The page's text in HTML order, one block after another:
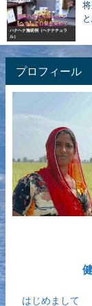
ハナヘナ施術例（ヘナナチュラ
ル）
プロフィール
はじめまして